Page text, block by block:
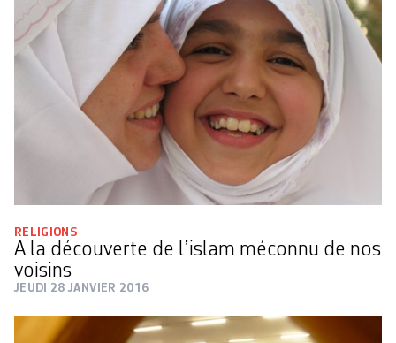
RELIGIONS
A la découverte de l’islam méconnu de nos
voisins
JEUDI 28 JANVIER 2016